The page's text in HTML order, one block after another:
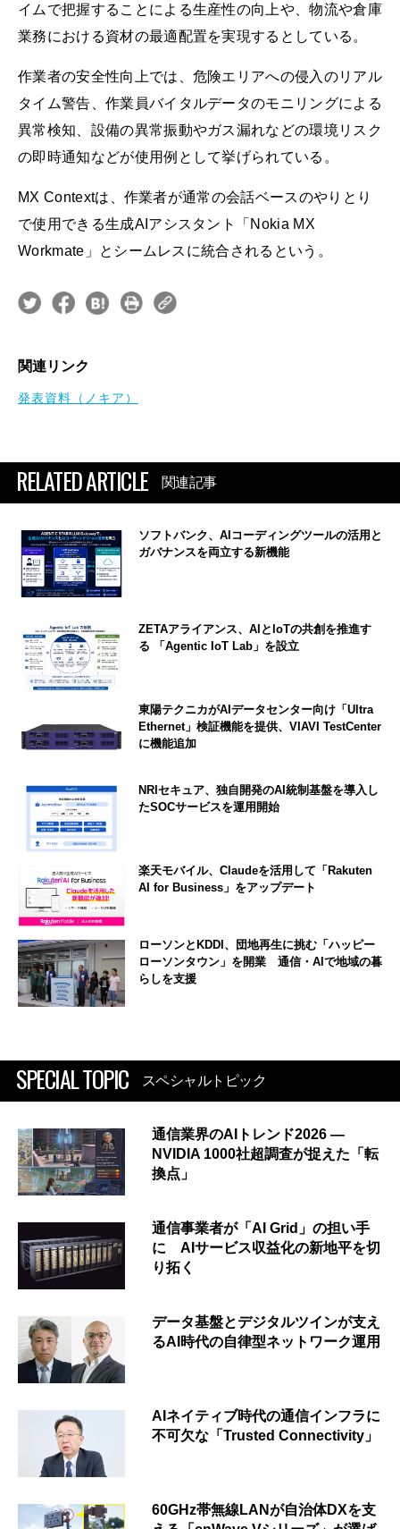
イムで把握することによる生産性の向上や、物流や倉庫
業務における資材の最適配置を実現するとしている。
作業者の安全性向上では、危険エリアへの侵入のリアル
タイム警告、作業員バイタルデータのモニリングによる
異常検知、設備の異常振動やガス漏れなどの環境リスク
の即時通知などが使用例として挙げられている。
MX Contextは、作業者が通常の会話ベースのやりとり
で使用できる生成AIアシスタント「Nokia MX
Workmate」とシームレスに統合されるという。
関連リンク
発表資料（ノキア）
RELATED ARTICLE 関連記事
ソフトバンク、AIコーディングツールの活用と
ガバナンスを両立する新機能
ZETAアライアンス、AIとIoTの共創を推進す
る 「Agentic IoT Lab」を設立
東陽テクニカがAIデータセンター向け「Ultra
Ethernet」検証機能を提供、VIAVI TestCenter
に機能追加
NRIセキュア、独自開発のAI統制基盤を導入し
たSOCサービスを運用開始
楽天モバイル、Claudeを活用して「Rakuten
AI for Business」をアップデート
ローソンとKDDI、団地再生に挑む「ハッピー
ローソンタウン」を開業 通信・AIで地域の暮
らしを支援
SPECIAL TOPIC スペシャルトピック
通信業界のAIトレンド2026 ―
NVIDIA 1000社超調査が捉えた「転
換点」
通信事業者が「AI Grid」の担い手
に AIサービス収益化の新地平を切
り拓く
データ基盤とデジタルツインが支え
るAI時代の自律型ネットワーク運用
AIネイティブ時代の通信インフラに
不可欠な「Trusted Connectivity」
60GHz帯無線LANが自治体DXを支